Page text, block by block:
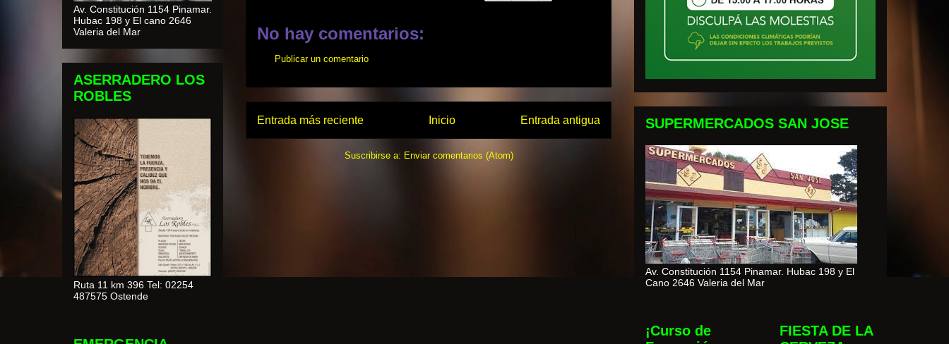
No hay comentarios:
Publicar un comentario
Entrada más reciente Entrada antigua
Inicio
Suscribirse a: Enviar comentarios (Atom)
Av. Constitución 1154 Pinamar.
Hubac 198 y El cano 2646
Valeria del Mar
ASERRADERO LOS
ROBLES
Ruta 11 km 396 Tel: 02254
487575 Ostende
SUPERMERCADOS SAN JOSE
Av. Constitución 1154 Pinamar. Hubac 198 y El
Cano 2646 Valeria del Mar
¡Curso de
FIESTA DE LA